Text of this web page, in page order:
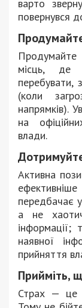
варто
повернувся
Продумайте
місць, де
перебувати,
(коли
напрямків).
на
влади.
Активна
передбачає
а не
інформації;
наявної
прийняття
Прийміть,
Страх — це